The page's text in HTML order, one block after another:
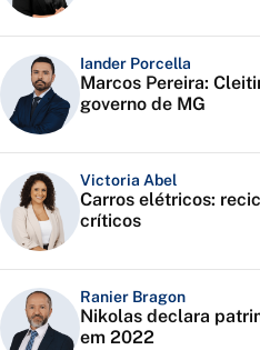
Iander Porcella
Marcos Pereira:
governo de MG
Victoria Abel
Carros elétricos:
críticos
Ranier Bragon
Nikolas declara
em 2022